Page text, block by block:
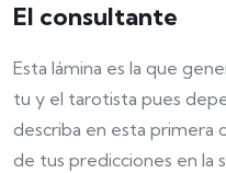
El consultante
Esta lámina es la que
tu y el tarotista pues
describa en esta primera
de tus predicciones en la